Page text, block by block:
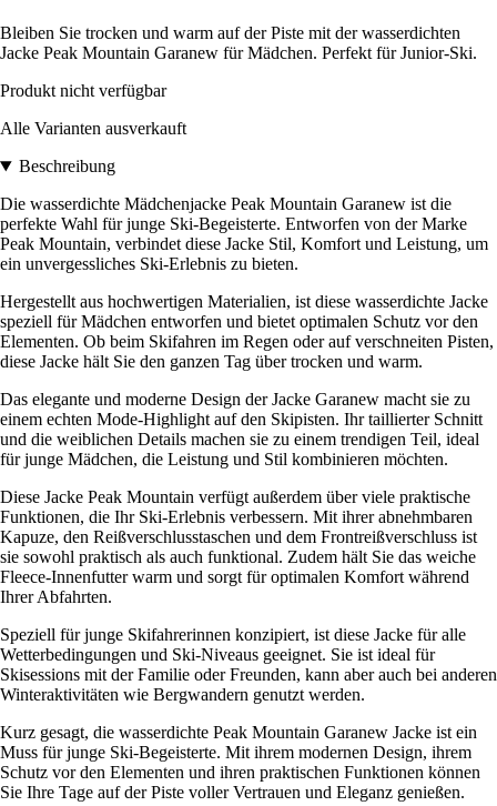
Bleiben Sie trocken und warm auf der Piste mit der wasserdichten
Jacke Peak Mountain Garanew für Mädchen. Perfekt für Junior-Ski.
Produkt nicht verfügbar
Alle Varianten ausverkauft
Beschreibung
Die wasserdichte Mädchenjacke Peak Mountain Garanew ist die
perfekte Wahl für junge Ski-Begeisterte. Entworfen von der Marke
Peak Mountain, verbindet diese Jacke Stil, Komfort und Leistung, um
ein unvergessliches Ski-Erlebnis zu bieten.
Hergestellt aus hochwertigen Materialien, ist diese wasserdichte Jacke
speziell für Mädchen entworfen und bietet optimalen Schutz vor den
Elementen. Ob beim Skifahren im Regen oder auf verschneiten Pisten,
diese Jacke hält Sie den ganzen Tag über trocken und warm.
Das elegante und moderne Design der Jacke Garanew macht sie zu
einem echten Mode-Highlight auf den Skipisten. Ihr taillierter Schnitt
und die weiblichen Details machen sie zu einem trendigen Teil, ideal
für junge Mädchen, die Leistung und Stil kombinieren möchten.
Diese Jacke Peak Mountain verfügt außerdem über viele praktische
Funktionen, die Ihr Ski-Erlebnis verbessern. Mit ihrer abnehmbaren
Kapuze, den Reißverschlusstaschen und dem Frontreißverschluss ist
sie sowohl praktisch als auch funktional. Zudem hält Sie das weiche
Fleece-Innenfutter warm und sorgt für optimalen Komfort während
Ihrer Abfahrten.
Speziell für junge Skifahrerinnen konzipiert, ist diese Jacke für alle
Wetterbedingungen und Ski-Niveaus geeignet. Sie ist ideal für
Skisessions mit der Familie oder Freunden, kann aber auch bei anderen
Winteraktivitäten wie Bergwandern genutzt werden.
Kurz gesagt, die wasserdichte Peak Mountain Garanew Jacke ist ein
Muss für junge Ski-Begeisterte. Mit ihrem modernen Design, ihrem
Schutz vor den Elementen und ihren praktischen Funktionen können
Sie Ihre Tage auf der Piste voller Vertrauen und Eleganz genießen.